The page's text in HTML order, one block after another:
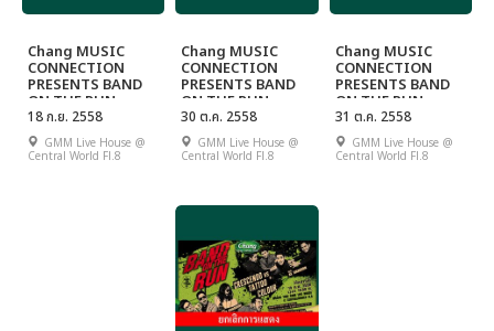
Chang MUSIC
CONNECTION
PRESENTS BAND
ON THE RUN
CONCERT SERIES
2015 SHOW #1
(theBOYKOR VS
18 ก.ย. 2558
GMM Live House @
Central World Fl.8
Chang MUSIC
CONNECTION
PRESENTS BAND
ON THE RUN
CONCERT SERIES
2015 SHOW #3
(MILD VS BANKK
30 ต.ค. 2558
GMM Live House @
Central World Fl.8
Chang MUSIC
CONNECTION
PRESENTS BAND
ON THE RUN
CONCERT SERIES
2015 SHOW #4
(SQWEEZ ANIMAL
31 ต.ค. 2558
GMM Live House @
Central World Fl.8